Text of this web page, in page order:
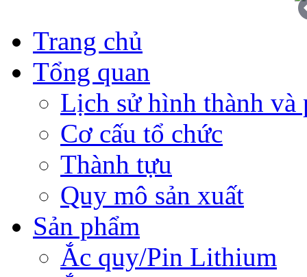
Trang chủ
Tổng quan
Lịch sử hình thành và
Cơ cấu tổ chức
Thành tựu
Quy mô sản xuất
Sản phẩm
Ắc quy/Pin Lithium